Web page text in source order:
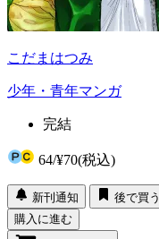
こだまはつみ
少年・青年マンガ
完結
64/¥70(税込)
新刊通知
後で買う
購入に進む